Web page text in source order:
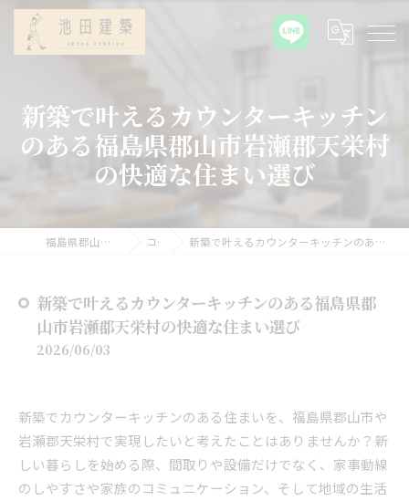
新築で叶えるカウンターキッチン
のある福島県郡山市岩瀬郡天栄村
の快適な住まい選び
福島県郡山の新築なら池田建築 コラム 新築で叶えるカウンターキッチンのある福島県郡山市岩瀬郡天栄村の快適な住まい選び
新築で叶えるカウンターキッチンのある福島県郡
山市岩瀬郡天栄村の快適な住まい選び
2026/06/03
新築でカウンターキッチンのある住まいを、福島県郡山市や
岩瀬郡天栄村で実現したいと考えたことはありませんか？新
しい暮らしを始める際、間取りや設備だけでなく、家事動線
のしやすさや家族のコミュニケーション、そして地域の生活